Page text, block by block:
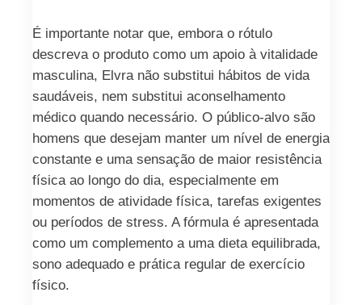
É importante notar que, embora o rótulo
descreva o produto como um apoio à vitalidade
masculina, Elvra não substitui hábitos de vida
saudáveis, nem substitui aconselhamento
médico quando necessário. O público-alvo são
homens que desejam manter um nível de energia
constante e uma sensação de maior resistência
física ao longo do dia, especialmente em
momentos de atividade física, tarefas exigentes
ou períodos de stress. A fórmula é apresentada
como um complemento a uma dieta equilibrada,
sono adequado e prática regular de exercício
físico.